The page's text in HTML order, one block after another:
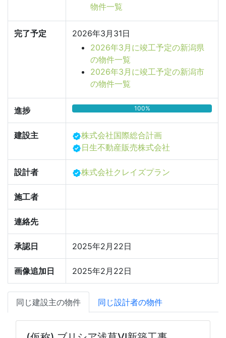
物件一覧
完了予定
2026年3月31日
2026年3月に竣工予定の新潟県
の物件一覧
2026年3月に竣工予定の新潟市
の物件一覧
進捗 100%
建設主
株式会社国際総合計画
日生不動産販売株式会社
設計者 株式会社クレイズプラン
施工者
連絡先
承認日 2025年2月22日
画像追加日 2025年2月22日
同じ建設主の物件 同じ設計者の物件